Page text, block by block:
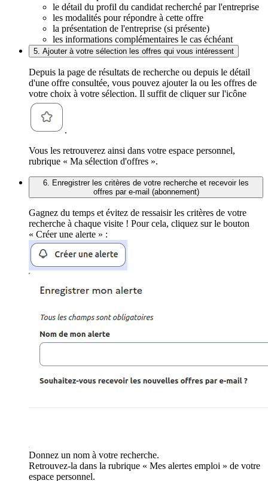
le détail du profil du candidat recherché par l'entreprise
les modalités pour répondre à cette offre
la présentation de l'entreprise (si présente)
les informations complémentaires le cas échéant
5. Ajouter à votre sélection les offres qui vous intéressent
Depuis la page de résultats de recherche ou depuis le détail
d'une offre consultée, vous pouvez ajouter la ou les offres de
votre choix à votre sélection. Il suffit de cliquer sur l'icône
.
Vous les retrouverez ainsi dans votre espace personnel,
rubrique « Ma sélection d'offres ».
6. Enregistrer les critères de votre recherche et recevoir les
offres par e-mail (abonnement)
Gagnez du temps et évitez de ressaisir les critères de votre
recherche à chaque visite ! Pour cela, cliquez sur le bouton
« Créer une alerte » :
Donnez un nom à votre recherche.
Retrouvez-la dans la rubrique « Mes alertes emploi » de votre
espace personnel.